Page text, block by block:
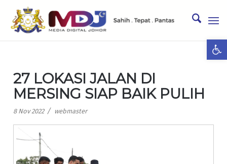
27 LOKASI JALAN DI
MERSING SIAP BAIK PULIH
8 Nov 2022 / webmaster